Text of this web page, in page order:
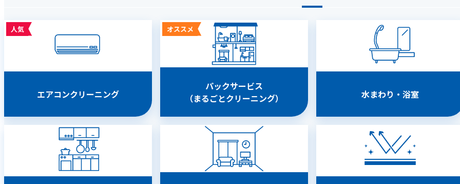
人気
エアコンクリーニング
オススメ
パックサービス
（まるごとクリーニング）
水まわり・浴室